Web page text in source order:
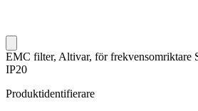
EMC filter, Altivar, för frekvensomriktare
IP20
Produktidentifierare